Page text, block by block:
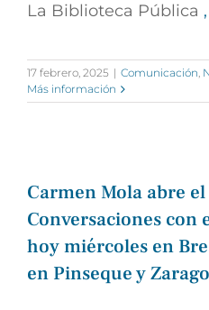
La Biblioteca Pública
17 febrero, 2025 | Comunicación,
Más información
Carmen Mola abre
Conversaciones con
hoy miércoles en
en Pinseque y